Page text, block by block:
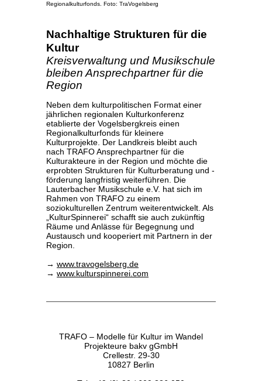
Regionalkulturfonds. Foto: TraVogelsberg
Nachhaltige Strukturen für die
Kultur
Kreisverwaltung und Musikschule
bleiben Ansprechpartner für die
Region
Neben dem kulturpolitischen Format einer
jährlichen regionalen Kulturkonferenz
etablierte der Vogelsbergkreis einen
Regionalkulturfonds für kleinere
Kulturprojekte. Der Landkreis bleibt auch
nach TRAFO Ansprechpartner für die
Kulturakteure in der Region und möchte die
erprobten Strukturen für Kulturberatung und -
förderung langfristig weiterführen. Die
Lauterbacher Musikschule e.V. hat sich im
Rahmen von TRAFO zu einem
soziokulturellen Zentrum weiterentwickelt. Als
„KulturSpinnerei“ schafft sie auch zukünftig
Räume und Anlässe für Begegnung und
Austausch und kooperiert mit Partnern in der
Region.
→ www.travogelsberg.de
→ www.kulturspinnerei.com
TRAFO – Modelle für Kultur im Wandel
Projekteure bakv gGmbH
Crellestr. 29-30
10827 Berlin